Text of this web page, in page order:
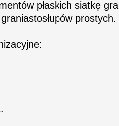
płaskich siatkę
prostych.